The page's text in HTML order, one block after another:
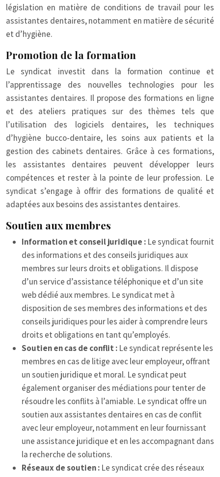
législation en matière de conditions de travail pour les
assistantes dentaires, notamment en matière de sécurité
et d’hygiène.
Promotion de la formation
Le syndicat investit dans la formation continue et
l’apprentissage des nouvelles technologies pour les
assistantes dentaires. Il propose des formations en ligne
et des ateliers pratiques sur des thèmes tels que
l’utilisation des logiciels dentaires, les techniques
d’hygiène bucco-dentaire, les soins aux patients et la
gestion des cabinets dentaires. Grâce à ces formations,
les assistantes dentaires peuvent développer leurs
compétences et rester à la pointe de leur profession. Le
syndicat s’engage à offrir des formations de qualité et
adaptées aux besoins des assistantes dentaires.
Soutien aux membres
Information et conseil juridique : Le syndicat fournit
des informations et des conseils juridiques aux
membres sur leurs droits et obligations. Il dispose
d’un service d’assistance téléphonique et d’un site
web dédié aux membres. Le syndicat met à
disposition de ses membres des informations et des
conseils juridiques pour les aider à comprendre leurs
droits et obligations en tant qu’employés.
Soutien en cas de conflit : Le syndicat représente les
membres en cas de litige avec leur employeur, offrant
un soutien juridique et moral. Le syndicat peut
également organiser des médiations pour tenter de
résoudre les conflits à l’amiable. Le syndicat offre un
soutien aux assistantes dentaires en cas de conflit
avec leur employeur, notamment en leur fournissant
une assistance juridique et en les accompagnant dans
la recherche de solutions.
Réseaux de soutien : Le syndicat crée des réseaux